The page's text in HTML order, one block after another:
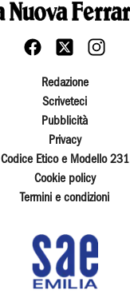
Redazione
Scriveteci
Pubblicità
Privacy
Codice Etico e Modello 231
Cookie policy
Termini e condizioni